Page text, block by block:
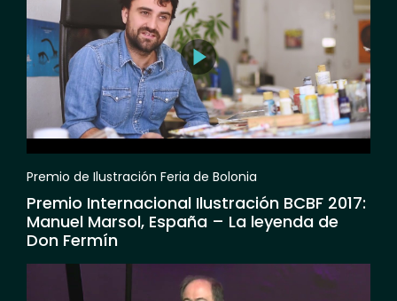
Premio de Ilustración Feria de Bolonia
Premio Internacional Ilustración BCBF 2017:
Manuel Marsol, España – La leyenda de
Don Fermín